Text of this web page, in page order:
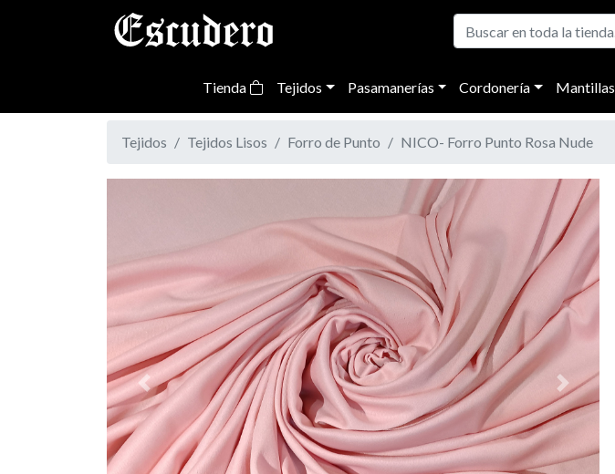
Tienda Tejidos Pasamanerías Cordonería Mantillas
Tejidos Tejidos Lisos Forro de Punto NICO- Forro Punto Rosa Nude
Previous Next